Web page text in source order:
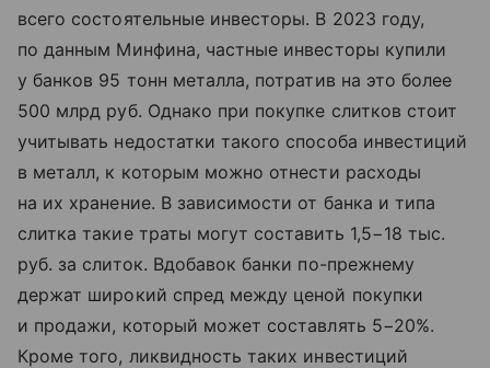
всего состоятельные инвесторы. В 2023 году,
по данным Минфина, частные инвесторы купили
у банков 95 тонн металла, потратив на это более
500 млрд руб. Однако при покупке слитков стоит
учитывать недостатки такого способа инвестиций
в металл, к которым можно отнести расходы
на их хранение. В зависимости от банка и типа
слитка такие траты могут составить 1,5−18 тыс.
руб. за слиток. Вдобавок банки по-прежнему
держат широкий спред между ценой покупки
и продажи, который может составлять 5−20%.
Кроме того, ликвидность таких инвестиций